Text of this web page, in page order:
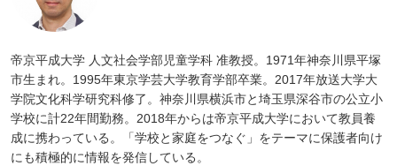
帝京平成大学 人文社会学部児童学科 准教授。1971年神奈川県平塚
市生まれ。1995年東京学芸大学教育学部卒業。2017年放送大学大
学院文化科学研究科修了。神奈川県横浜市と埼玉県深谷市の公立小
学校に計22年間勤務。2018年からは帝京平成大学において教員養
成に携わっている。「学校と家庭をつなぐ」をテーマに保護者向け
にも積極的に情報を発信している。